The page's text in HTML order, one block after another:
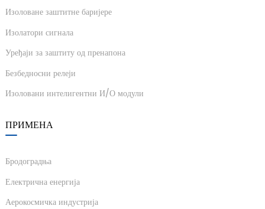
Изоловане заштитне баријере
Изолатори сигнала
Уређаји за заштиту од пренапона
Безбедносни релеји
Изоловани интелигентни И/О модули
ПРИМЕНА
Бродоградња
Електрична енергија
Аерокосмичка индустрија